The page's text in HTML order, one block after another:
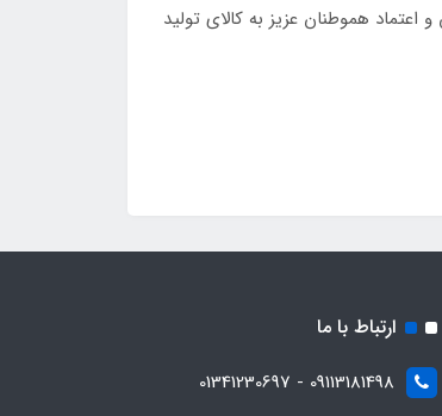
هموطنان عزیز به کالای تولید
ارتباط با ما
09113181498 - 01341230697